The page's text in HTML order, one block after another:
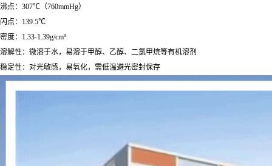
沸点：307℃（760mmHg）
闪点：139.5℃
密度：1.33-1.39g/cm³
溶解性：微溶于水，易溶于甲醇、乙醇、二氯甲烷等有机溶剂
稳定性：对光敏感，易氧化，需低温避光密封保存